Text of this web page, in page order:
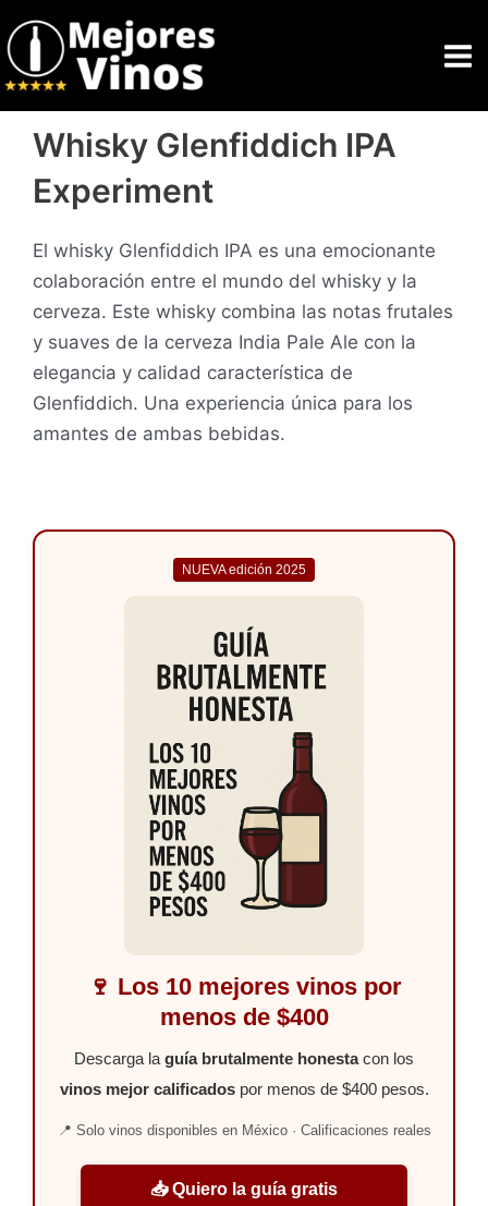
al
contenido
Whisky Glenfiddich IPA
Experiment
El whisky Glenfiddich IPA es una emocionante
colaboración entre el mundo del whisky y la
cerveza. Este whisky combina las notas frutales
y suaves de la cerveza India Pale Ale con la
elegancia y calidad característica de
Glenfiddich. Una experiencia única para los
amantes de ambas bebidas.
NUEVA edición 2025
🍷 Los 10 mejores vinos por
menos de $400
Descarga laguía brutalmente honestacon los
vinos mejor calificadospor menos de $400 pesos.
📍 Solo vinos disponibles en México · Calificaciones reales
📥 Quiero la guía gratis